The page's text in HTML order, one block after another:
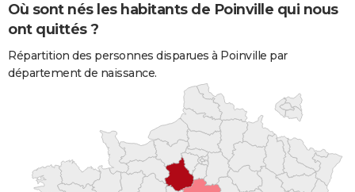
Où sont nés les habitants de Poinville qui nous
ont quittés ?
Répartition des personnes disparues à Poinville par
département de naissance.